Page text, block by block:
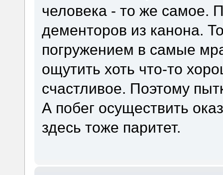
человека - то же самое.
дементоров из канона.
погружением в самые
ощутить хоть что-то
счастливое. Поэтому
А побег осуществить
здесь тоже паритет.